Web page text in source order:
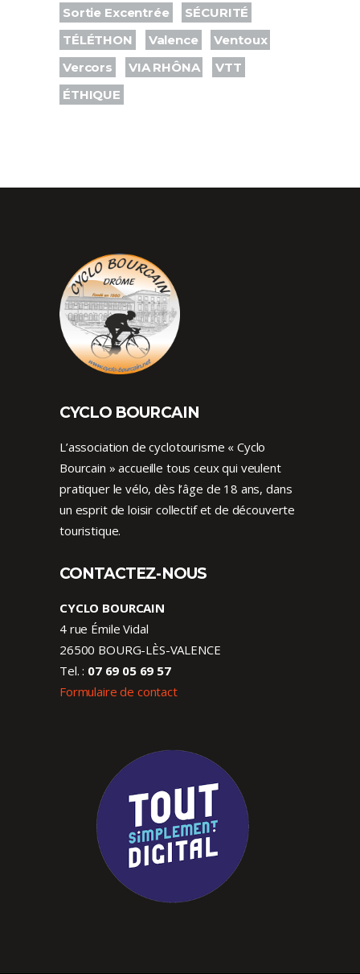
Sortie Excentrée
SÉCURITÉ
TÉLÉTHON
Valence
Ventoux
Vercors
VIA RHÔNA
VTT
ÉTHIQUE
CYCLO BOURCAIN
L’association de cyclotourisme « Cyclo
Bourcain » accueille tous ceux qui veulent
pratiquer le vélo, dès l’âge de 18 ans, dans
un esprit de loisir collectif et de découverte
touristique.
CONTACTEZ-NOUS
CYCLO BOURCAIN
4 rue Émile Vidal
26500 BOURG-LÈS-VALENCE
Tel. : 07 69 05 69 57
Formulaire de contact